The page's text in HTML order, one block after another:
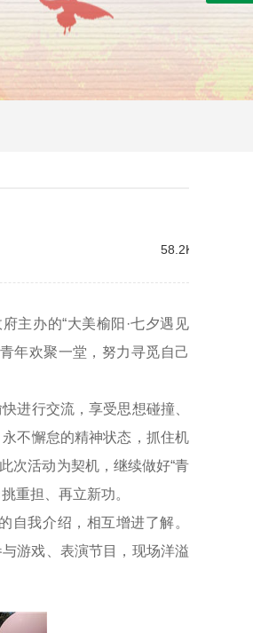
58.2K
主办的“大美榆阳·七夕遇见
年欢聚一堂，努力寻觅自己
进行交流，享受思想碰撞、
不懈怠的精神状态，抓住机
次活动为契机，继续做好“青
重担、再立新功。
自我介绍，相互增进了解。
游戏、表演节目，现场洋溢